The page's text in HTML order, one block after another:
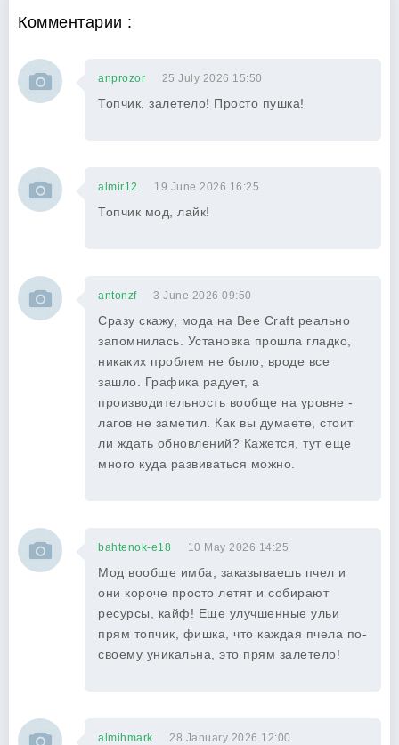
Комментарии :
anprozor 25 July 2026 15:50
Топчик, залетело! Просто пушка!
almir12 19 June 2026 16:25
Топчик мод, лайк!
antonzf 3 June 2026 09:50
Сразу скажу, мода на Bee Craft реально
запомнилась. Установка прошла гладко,
никаких проблем не было, вроде все
зашло. Графика радует, а
производительность вообще на уровне -
лагов не заметил. Как вы думаете, стоит
ли ждать обновлений? Кажется, тут еще
много куда развиваться можно.
bahtenok-e18 10 May 2026 14:25
Мод вообще имба, заказываешь пчел и
они короче просто летят и собирают
ресурсы, кайф! Еще улучшенные ульи
прям топчик, фишка, что каждая пчела по-
своему уникальна, это прям залетело!
almihmark 28 January 2026 12:00